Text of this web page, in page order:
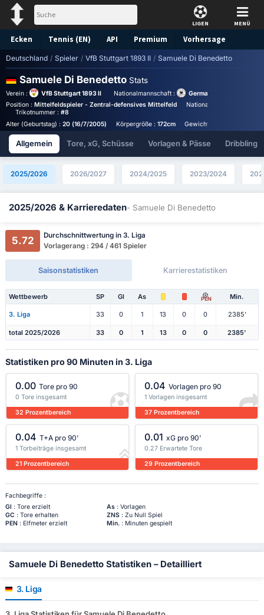
LIGEN MENÜ
Ecken Tennis (EN) API Premium Vorhersage
Deutschland / Spieler / VfB Stuttgart 1893 II / Samuele Di Benedetto
Samuele Di Benedetto Stats
Verein : VfB Stuttgart 1893 II Nationalmannschaft :
Germany Under 19
Position : Mittelfeldspieler - Zentral-defensives Mittelfeld Nationalität :
Trikotnummer : #8
Alter (Geburtstag) : 20 (16/7/2005) Körpergröße : 172cm Gewicht :
Allgemein Tore, xG, Schüsse Vorlagen & Pässe Dribbling
2025/2026 2026/2027 2024/2025 2023/2024
2025/2026 & Karrieredaten- Samuele Di Benedetto
5.72
Durchschnittwertung in 3. Liga
Vorlagerang : 294 / 461 Spieler
Saisonstatistiken Karrierestatistiken
Wettbewerb SP Gl As PEN Min.
3. Liga 33 0 1 13 0 0 2385'
total 2025/2026 33 0 1 13 0 0 2385'
Statistiken pro 90 Minuten in 3. Liga
0.00 Tore pro 90
0 Tore insgesamt
32 Prozentbereich
0.04 Vorlagen pro 90
1 Vorlagen insgesamt
37 Prozentbereich
0.04 T+A pro 90'
1 Torbeiträge insgesamt
21 Prozentbereich
0.01 xG pro 90'
0.27 Erwartete Tore
29 Prozentbereich
Fachbegriffe :
Gl : Tore erzielt As: Vorlagen
GC : Tore erhalten ZNS: Zu Null Spiel
PEN: Elfmeter erzielt Min.: Minuten gespielt
Samuele Di Benedetto Statistiken – Detailliert
3. Liga